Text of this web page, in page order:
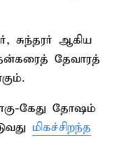
சுந்தரர் ஆகிய
தேவாரத்
கேது தோஷம்
மிகச்சிறந்த